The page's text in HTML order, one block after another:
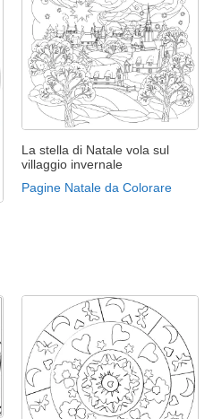
La stella di Natale vola sul
villaggio invernale
Pagine Natale da Colorare